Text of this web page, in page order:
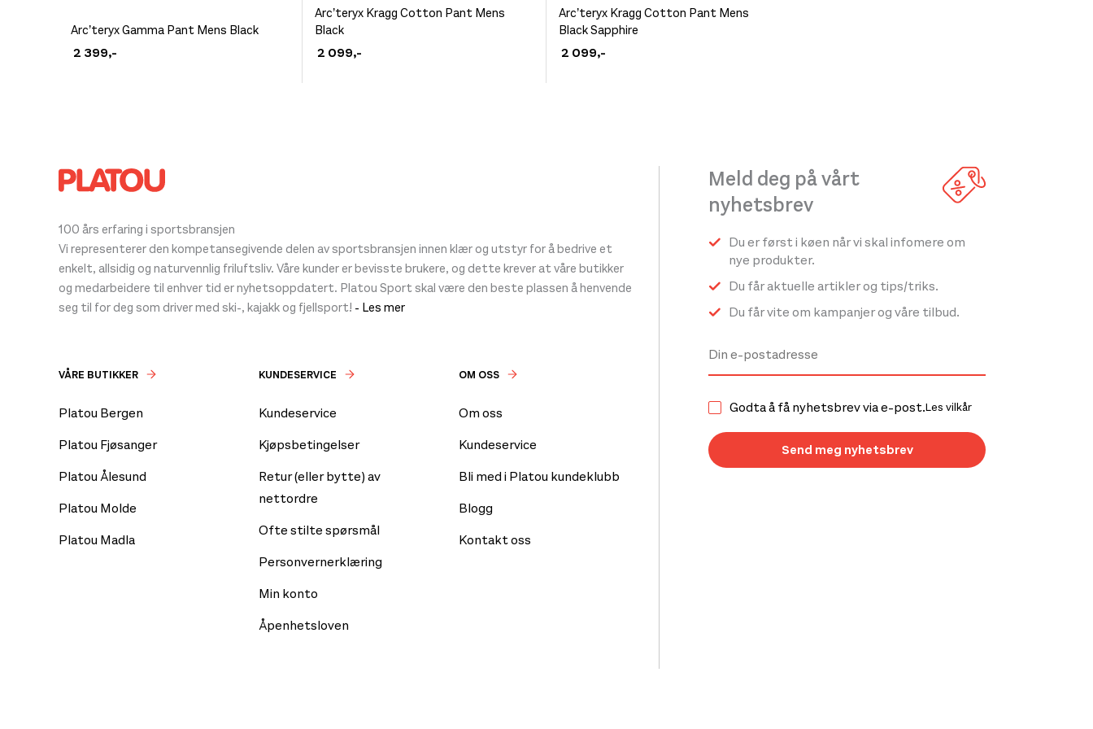
Arc’teryx Gamma Pant Mens Black
2 399,-
Dette
produktet
velges
produktsiden
Arc’teryx Kragg Cotton Pant Mens
Black
2 099,-
Dette
produktet
har
Arc’teryx Kragg Cotton Pant Mens
Black Sapphire
2 099,-
produktet
har
flere
100 års erfaring i sportsbransjen
Vi representerer den kompetansegivende delen av sportsbransjen innen klær og utstyr for å bedrive et
enkelt, allsidig og naturvennlig friluftsliv. Våre kunder er bevisste brukere, og dette krever at våre butikker
og medarbeidere til enhver tid er nyhetsoppdatert. Platou Sport skal være den beste plassen å henvende
seg til for deg som driver med ski-, kajakk og fjellsport! - Les mer
VÅRE BUTIKKER
Platou Bergen
Platou Fjøsanger
Platou Ålesund
Platou Molde
Platou Madla
KUNDESERVICE
Kundeservice
Kjøpsbetingelser
Retur (eller bytte) av
nettordre
Ofte stilte spørsmål
Personvernerklæring
Min konto
Åpenhetsloven
OM OSS
Om oss
Kundeservice
Bli med i Platou kundeklubb
Blogg
Kontakt oss
Meld deg på vårt
nyhetsbrev
Du er først i køen når vi skal infomere om
nye produkter.
Du får aktuelle artikler og tips/triks.
Du får vite om kampanjer og våre tilbud.
Godta å få nyhetsbrev via e-post.Les vilkår